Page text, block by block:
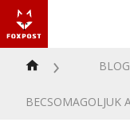
BLOG
BECSOMAGOLJUK